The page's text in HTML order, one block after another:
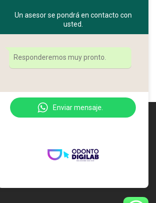
3D Photon SE, cuotas de
Un asesor se pondrá en contacto con
usted.
Responderemos muy pronto.
Enviar mensaje.